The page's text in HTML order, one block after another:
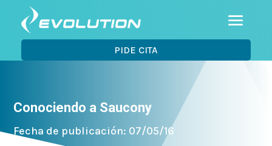
PIDE CITA
Conociendo a Saucony
Fecha de publicación: 07/05/16